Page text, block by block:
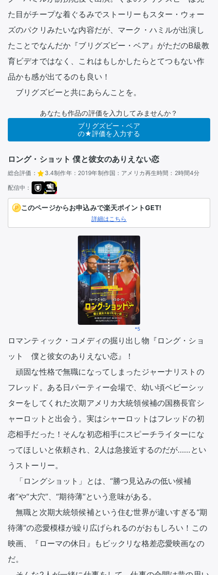
た目がチープな着ぐるみでストーリーもスター・ウォー
ズのパクリみたいな内容だが、マーク・ハミルが出演し
たことでなんだか『ブリグズビー・ベア』がただのB級教
育ビデオではなく、これはもしかしたらとてつもない作
品かも感が出てるのも良い！
ブリグズビーと共にあらんことを。
あなたも作品の評価を入力してみませんか？
ブリグズビー・ベア
の★評価を入力する
ロング・ショット 僕と彼女のありえない恋
総合評価： 3.4制作年： 2019年制作国： アメリカ再生時間： 2時間4分
配信中：
このページからお申込みで楽天ポイントGET!
詳細はこちら
*5
ロマンティック・コメディの掘り出し物『ロング・ショ
ット　僕と彼女のありえない恋』！
頑固な性格で無職になってしまったジャーナリストの
フレッド。ある日パーティー会場で、幼い頃ベビーシッ
ターをしてくれた次期アメリカ大統領候補の国務長官シ
ャーロットと出会う。実はシャーロットはフレッドの初
恋相手だった！そんな初恋相手にスピーチライターにな
ってほしいと依頼され、2人は急接近するのだが……とい
うストーリー。
「ロングショット」とは、“勝つ見込みの低い候補
者”や“大穴”、“期待薄”という意味がある。
無職と次期大統領候補という住む世界が違いすぎる“期
待薄”の恋愛模様が繰り広げられるのがおもしろい！この
映画、『ローマの休日』もビックリな格差恋愛映画なの
だ。